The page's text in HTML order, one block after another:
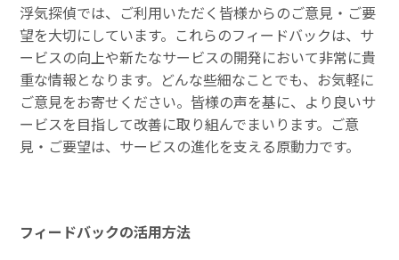
浮気探偵では、ご利用いただく皆様からのご意見・ご要
望を大切にしています。これらのフィードバックは、サ
ービスの向上や新たなサービスの開発において非常に貴
重な情報となります。どんな些細なことでも、お気軽に
ご意見をお寄せください。皆様の声を基に、より良いサ
ービスを目指して改善に取り組んでまいります。ご意
見・ご要望は、サービスの進化を支える原動力です。
フィードバックの活用方法